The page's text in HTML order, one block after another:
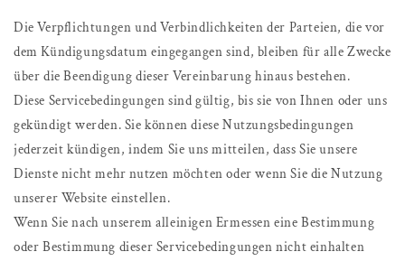
Die Verpflichtungen und Verbindlichkeiten der Parteien, die vor
dem Kündigungsdatum eingegangen sind, bleiben für alle Zwecke
über die Beendigung dieser Vereinbarung hinaus bestehen.
Diese Servicebedingungen sind gültig, bis sie von Ihnen oder uns
gekündigt werden. Sie können diese Nutzungsbedingungen
jederzeit kündigen, indem Sie uns mitteilen, dass Sie unsere
Dienste nicht mehr nutzen möchten oder wenn Sie die Nutzung
unserer Website einstellen.
Wenn Sie nach unserem alleinigen Ermessen eine Bestimmung
oder Bestimmung dieser Servicebedingungen nicht einhalten